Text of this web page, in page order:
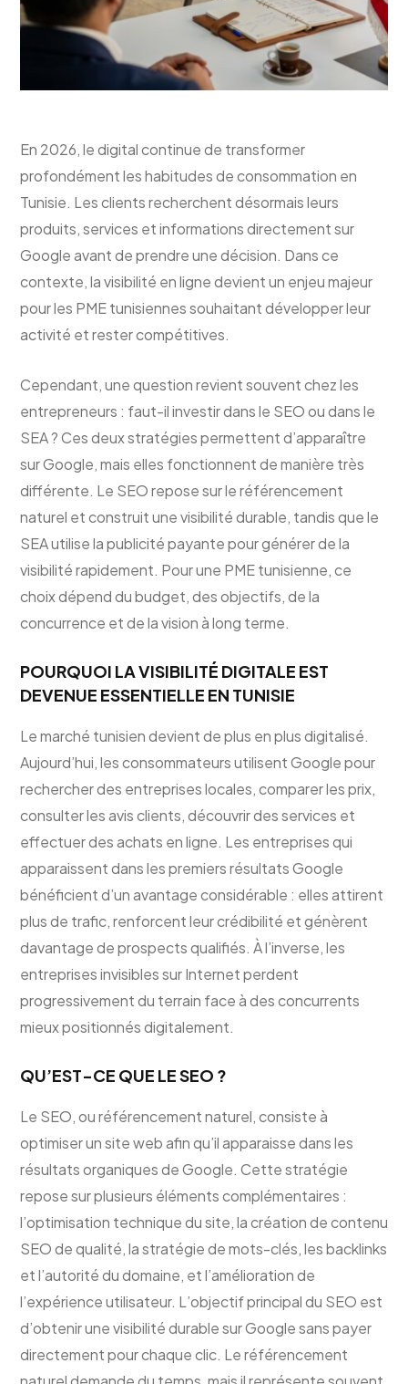
En 2026, le digital continue de transformer
profondément les habitudes de consommation en
Tunisie. Les clients recherchent désormais leurs
produits, services et informations directement sur
Google avant de prendre une décision. Dans ce
contexte, la visibilité en ligne devient un enjeu majeur
pour les PME tunisiennes souhaitant développer leur
activité et rester compétitives.
Cependant, une question revient souvent chez les
entrepreneurs : faut-il investir dans le SEO ou dans le
SEA ? Ces deux stratégies permettent d’apparaître
sur Google, mais elles fonctionnent de manière très
différente. Le SEO repose sur le référencement
naturel et construit une visibilité durable, tandis que le
SEA utilise la publicité payante pour générer de la
visibilité rapidement. Pour une PME tunisienne, ce
choix dépend du budget, des objectifs, de la
concurrence et de la vision à long terme.
POURQUOI LA VISIBILITÉ DIGITALE EST
DEVENUE ESSENTIELLE EN TUNISIE
Le marché tunisien devient de plus en plus digitalisé.
Aujourd’hui, les consommateurs utilisent Google pour
rechercher des entreprises locales, comparer les prix,
consulter les avis clients, découvrir des services et
effectuer des achats en ligne. Les entreprises qui
apparaissent dans les premiers résultats Google
bénéficient d’un avantage considérable : elles attirent
plus de trafic, renforcent leur crédibilité et génèrent
davantage de prospects qualifiés. À l’inverse, les
entreprises invisibles sur Internet perdent
progressivement du terrain face à des concurrents
mieux positionnés digitalement.
QU’EST-CE QUE LE SEO ?
Le SEO, ou référencement naturel, consiste à
optimiser un site web afin qu’il apparaisse dans les
résultats organiques de Google. Cette stratégie
repose sur plusieurs éléments complémentaires :
l’optimisation technique du site, la création de contenu
SEO de qualité, la stratégie de mots-clés, les backlinks
et l’autorité du domaine, et l’amélioration de
l’expérience utilisateur. L’objectif principal du SEO est
d’obtenir une visibilité durable sur Google sans payer
directement pour chaque clic. Le référencement